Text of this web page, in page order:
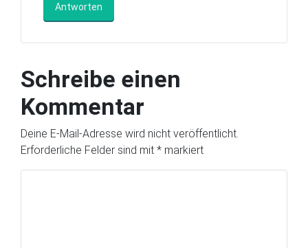
Antworten
Schreibe einen
Kommentar
Deine E-Mail-Adresse wird nicht veröffentlicht.
Erforderliche Felder sind mit * markiert